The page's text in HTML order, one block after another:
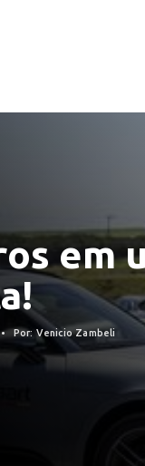
em
Por: Venicio Zambeli